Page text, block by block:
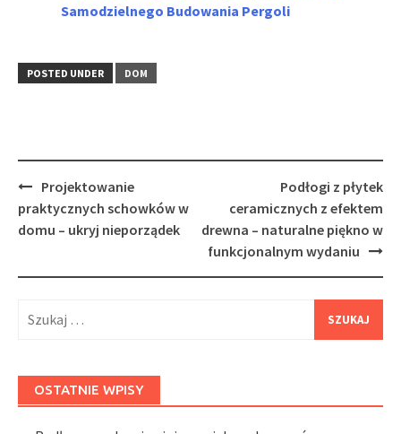
Samodzielnego Budowania Pergoli
POSTED UNDER DOM
Post
navigation
Projektowanie
praktycznych schowków w
domu – ukryj nieporządek
Podłogi z płytek
ceramicznych z efektem
drewna – naturalne piękno w
funkcjonalnym wydaniu
OSTATNIE WPISY